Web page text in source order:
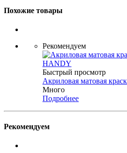
Похожие товары
Рекомендуем
Быстрый просмотр
Акриловая матовая
Много
Подробнее
Рекомендуем